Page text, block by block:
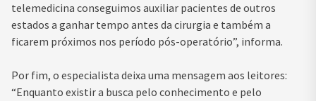
telemedicina conseguimos auxiliar pacientes de outros
estados a ganhar tempo antes da cirurgia e também a
ficarem próximos nos período pós-operatório”, informa.
Por fim, o especialista deixa uma mensagem aos leitores:
“Enquanto existir a busca pelo conhecimento e pelo